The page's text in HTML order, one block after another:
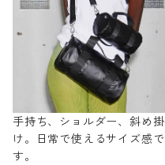
手持ち、ショルダー、斜め掛
け。日常で使えるサイズ感で
す。